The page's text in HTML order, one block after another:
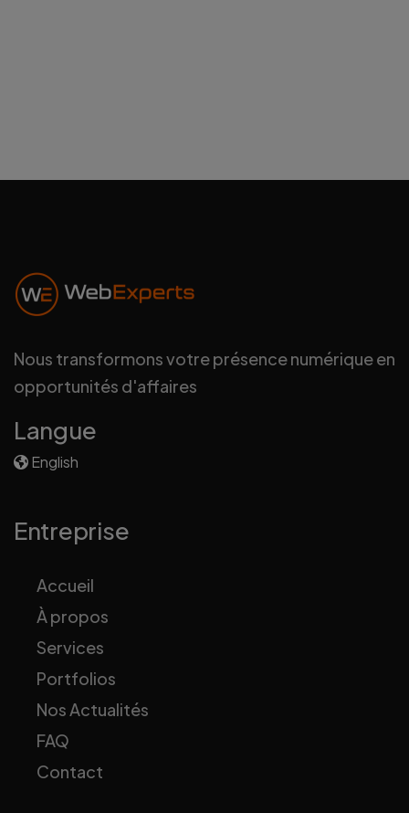
Les avantages du responsive web
Nous transformons votre présence numérique en
opportunités d'affaires
Langue
English
Entreprise
Accueil
À propos
Services
Portfolios
Nos Actualités
FAQ
Contact